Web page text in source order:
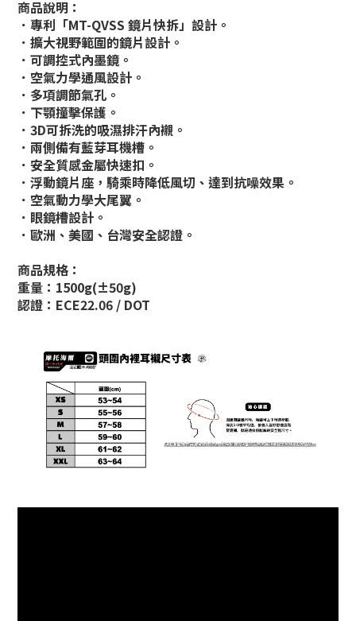
商品說明：
．專利「MT-QVSS 鏡片快拆」設計。
．擴大視野範圍的鏡片設計。
．可調控式內墨鏡。
．空氣力學通風設計。
．多項調節氣孔。
．下顎撞擊保護。
．3D可拆洗的吸濕排汗內襯。
．兩側備有藍芽耳機槽。
．安全質感金屬快速扣。
．浮動鏡片座，騎乘時降低風切、達到抗噪效果。
．空氣動力學大尾翼。
．眼鏡槽設計。
．歐洲、美國、台灣安全認證。
商品規格：
重量：1500g(±50g)
認證：ECE22.06 / DOT